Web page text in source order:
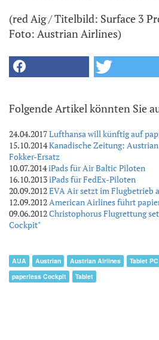
(red Aig / Titelbild: Surface 3
Foto: Austrian Airlines)
Folgende Artikel könnten Sie
24.04.2017Lufthansa will künftig auf
15.10.2014Kanadische Zeitung:
Fokker-Ersatz
10.07.2014iPads für Air Baltic Piloten
16.10.2013iPads für FedEx-Piloten
20.09.2012EVA Air setzt im Flugbetrieb
12.09.2012American Airlines führt
09.06.2012Christophorus Flugrettung
Cockpit"
AUA Austrian Austrian Airlines Tablet PC
paperless Cockpit
Tablet